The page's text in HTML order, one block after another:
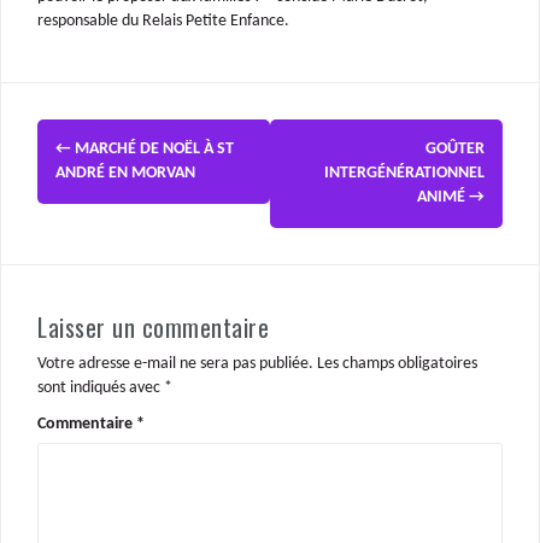
responsable du Relais Petite Enfance.
← MARCHÉ DE NOËL À ST
ANDRÉ EN MORVAN
GOÛTER
INTERGÉNÉRATIONNEL
ANIMÉ →
Laisser un commentaire
Votre adresse e-mail ne sera pas publiée. Les champs obligatoires
sont indiqués avec *
Commentaire *